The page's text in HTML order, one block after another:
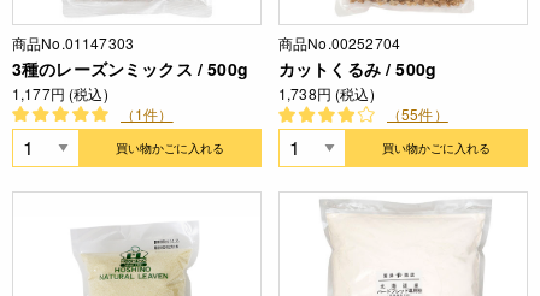
商品No.01147303
3種のレーズンミックス / 500g
1,177円 (税込)
（1件）
買い物かごに入れる
商品No.00252704
カットくるみ / 500g
1,738円 (税込)
（55件）
買い物かごに入れる